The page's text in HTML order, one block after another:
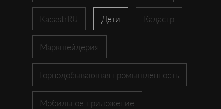
KadastrRU Дети Кадастр
Маркшейдерия
Горнодобывающая промышленность
Мобильное приложение